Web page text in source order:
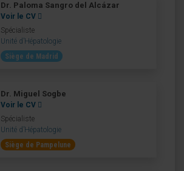
Dr. Paloma Sangro del Alcázar
Voir le CV
Spécialiste
Unité d’Hépatologie
Siège de Madrid
Dr. Miguel Sogbe
Voir le CV
Spécialiste
Unité d’Hépatologie
Siège de Pampelune